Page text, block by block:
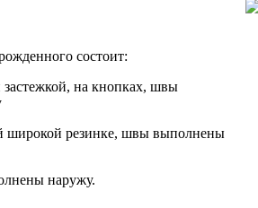
состоит:
застежкой, на кнопках, швы
широкой резинке, швы выполнены
наружу.